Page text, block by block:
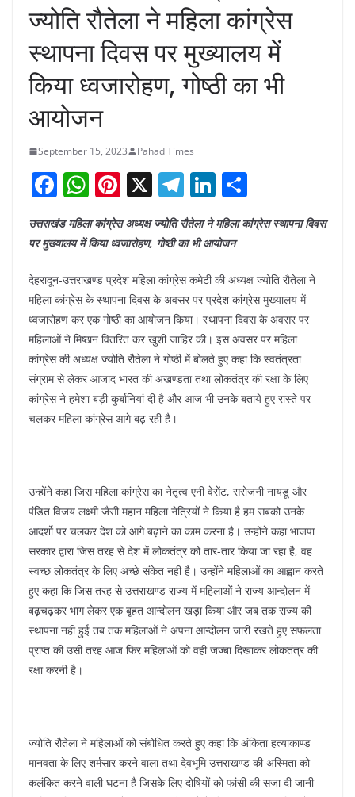
ज्योति रौतेला ने महिला कांग्रेस
स्थापना दिवस पर मुख्यालय में
किया ध्वजारोहण, गोष्ठी का भी
आयोजन
September 15, 2023 Pahad Times
F
a
c
b
o
o
k
W
at
A
p
p
Pi
er
st
X T
el
e
a
m
Li
n
k
dI
n
h
ar
उत्तराखंड महिला कांग्रेस अध्यक्ष ज्योति रौतेला ने महिला कांग्रेस स्थापना दिवस
पर मुख्यालय में किया ध्वजारोहण, गोष्ठी का भी आयोजन
देहरादून-उत्तराखण्ड प्रदेश महिला कांग्रेस कमेटी की अध्यक्ष ज्योति रौतेला ने
महिला कांग्रेस के स्थापना दिवस के अवसर पर प्रदेश कांग्रेस मुख्यालय में
ध्वजारोहण कर एक गोष्ठी का आयोजन किया। स्थापना दिवस के अवसर पर
महिलाओं ने मिष्ठान वितरित कर खुशी जाहिर की। इस अवसर पर महिला
कांग्रेस की अध्यक्ष ज्योति रौतेला ने गोष्ठी में बोलते हुए कहा कि स्वतंत्रता
संग्राम से लेकर आजाद भारत की अखण्डता तथा लोकतंत्र की रक्षा के लिए
कांग्रेस ने हमेशा बड़ी कुर्बानियां दी है और आज भी उनके बताये हुए रास्ते पर
चलकर महिला कांग्रेस आगे बढ़ रही है।
उन्होंने कहा जिस महिला कांग्रेस का नेतृत्व एनी वेसेंट, सरोजनी नायडू और
पंडित विजय लक्ष्मी जैसी महान महिला नेत्रियों ने किया है हम सबको उनके
आदर्शो पर चलकर देश को आगे बढ़ाने का काम करना है। उन्होंने कहा भाजपा
सरकार द्वारा जिस तरह से देश में लोकतंत्र को तार-तार किया जा रहा है, वह
स्वच्छ लोकतंत्र के लिए अच्छे संकेत नही है। उन्होंने महिलाओं का आह्वान करते
हुए कहा कि जिस तरह से उत्तराखण्ड राज्य में महिलाओं ने राज्य आन्दोलन में
बढ़चढ़कर भाग लेकर एक बृहत आन्दोलन खड़ा किया और जब तक राज्य की
स्थापना नही हुई तब तक महिलाओं ने अपना आन्दोलन जारी रखते हुए सफलता
प्राप्त की उसी तरह आज फिर महिलाओं को वही जज्बा दिखाकर लोकतंत्र की
रक्षा करनी है।
ज्योति रौतेला ने महिलाओं को संबोधित करते हुए कहा कि अंकिता हत्याकाण्ड
मानवता के लिए शर्मसार करने वाला तथा देवभूमि उत्तराखण्ड की अस्मिता को
कलंकित करने वाली घटना है जिसके लिए दोषियों को फांसी की सजा दी जानी